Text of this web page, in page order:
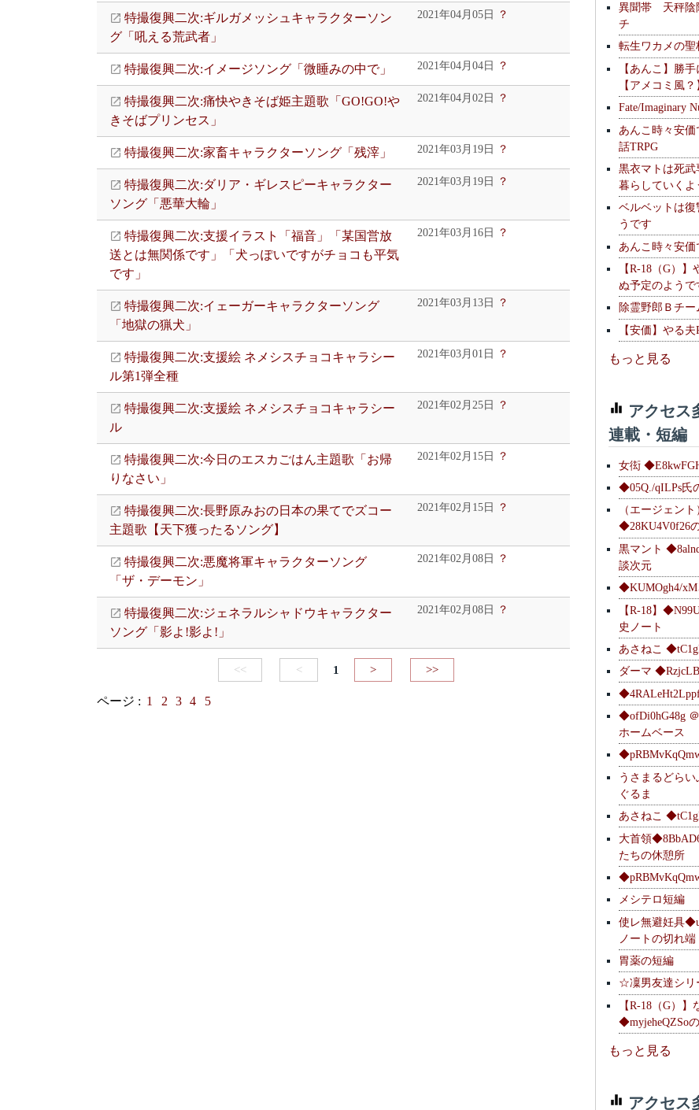
特撮復興二次:ギルガメッシュキャラクターソン
グ「吼える荒武者」
2021年04月05日 ？
特撮復興二次:イメージソング「微睡みの中で」 2021年04月04日 ？
特撮復興二次:痛快やきそば姫主題歌「GO!GO!や
きそばプリンセス」
2021年04月02日 ？
特撮復興二次:家畜キャラクターソング「残滓」 2021年03月19日 ？
特撮復興二次:ダリア・ギレスピーキャラクター
ソング「悪華大輪」
2021年03月19日 ？
特撮復興二次:支援イラスト「福音」「某国営放
送とは無関係です」「犬っぽいですがチョコも平気
です」
2021年03月16日 ？
特撮復興二次:イェーガーキャラクターソング
「地獄の猟犬」
2021年03月13日 ？
特撮復興二次:支援絵 ネメシスチョコキャラシー
ル第1弾全種
2021年03月01日 ？
特撮復興二次:支援絵 ネメシスチョコキャラシー
ル
2021年02月25日 ？
特撮復興二次:今日のエスカごはん主題歌「お帰
りなさい」
2021年02月15日 ？
特撮復興二次:長野原みおの日本の果てでズコー
主題歌【天下獲ったるソング】
2021年02月15日 ？
特撮復興二次:悪魔将軍キャラクターソング
「ザ・デーモン」
2021年02月08日 ？
特撮復興二次:ジェネラルシャドウキャラクター
ソング「影よ!影よ!」
2021年02月08日 ？
<< < 1 > >>
ページ : 1 2 3 4 5
異聞帯 天秤
チ
転生ワカメの
【あんこ】勝
【アメコミ風？
Fate/Imaginary
あんこ時々安
話TRPG
黒衣マトは死武
暮らしていくよ
ベルベットは復
うです
あんこ時々安
【R-18（G）
ぬ予定のようで
除霊野郎Ｂチー
【安価】やる夫
もっと見る
アクセス
連載・短編
女衒
◆05Q./qILPs氏
（エージェント
◆28KU4V0f26
黒マント
談次元
◆KUMOgh4/xM
【R-18】
史ノート
あさねこ
ダーマ
◆ofDi0hG48g
ホームベース
うさまるどら
ぐるま
あさねこ
大首領
たちの休憩所
メシテロ短編
使レ無避妊具
ノートの切れ端
胃薬の短編
☆凜男友達シリ
【R-18（G）】
◆myjeheQZSo
もっと見る
アクセス